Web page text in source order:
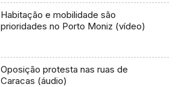
Habitação e mobilidade são
prioridades no Porto Moniz (vídeo)
Oposição protesta nas ruas de
Caracas (áudio)